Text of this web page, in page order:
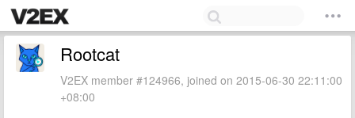
Rootcat
V2EX member #124966, joined on 2015-06-30 22:11:00
+08:00